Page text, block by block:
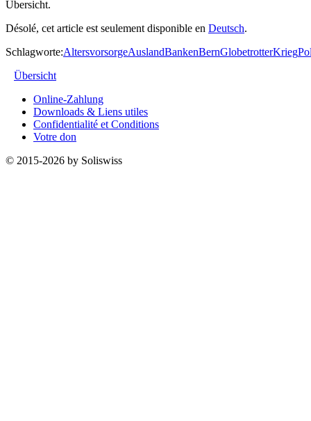
Übersicht.
Désolé, cet article est seulement disponible en Deutsch.
Schlagworte:AltersvorsorgeAuslandBankenBernGlobetrotterKrieg
Übersicht
Online-Zahlung
Downloads & Liens utiles
Confidentialité et Conditions
Votre don
© 2015-2026 by Soliswiss